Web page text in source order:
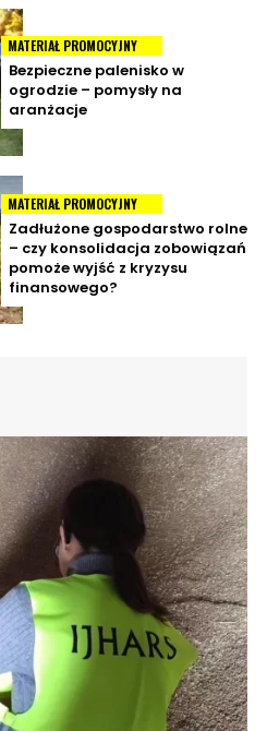
MATERIAŁ PROMOCYJNY
Bezpieczne palenisko w
ogrodzie – pomysły na
aranżacje
MATERIAŁ PROMOCYJNY
Zadłużone gospodarstwo rolne
– czy konsolidacja zobowiązań
pomoże wyjść z kryzysu
finansowego?